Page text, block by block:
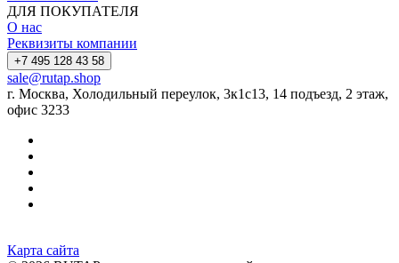
ДЛЯ ПОКУПАТЕЛЯ
О нас
Реквизиты компании
+7 495 128 43 58
sale@rutap.shop
г. Москва, Холодильный переулок, 3к1с13, 14 подъезд, 2 этаж,
офис 3233
Карта сайта